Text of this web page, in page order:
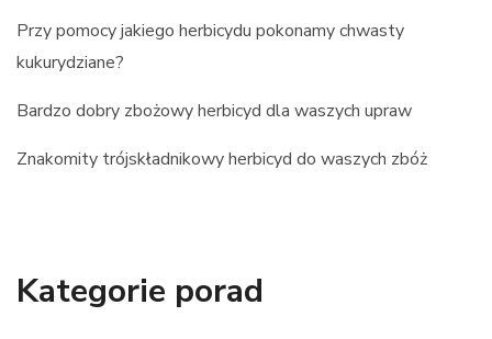
Przy pomocy jakiego herbicydu pokonamy chwasty
kukurydziane?
Bardzo dobry zbożowy herbicyd dla waszych upraw
Znakomity trójskładnikowy herbicyd do waszych zbóż
Kategorie porad